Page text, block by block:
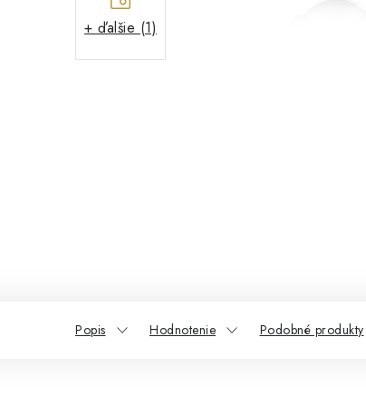
+ ďalšie (1)
Popis Hodnotenie Podobné produkty